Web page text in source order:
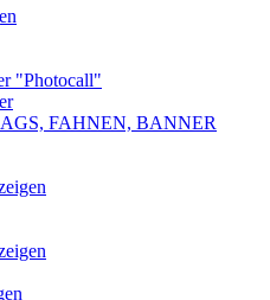
"Photocall"
FAHNEN, BANNER